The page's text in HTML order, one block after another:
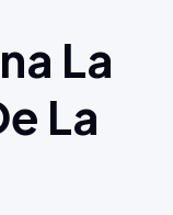
La
La